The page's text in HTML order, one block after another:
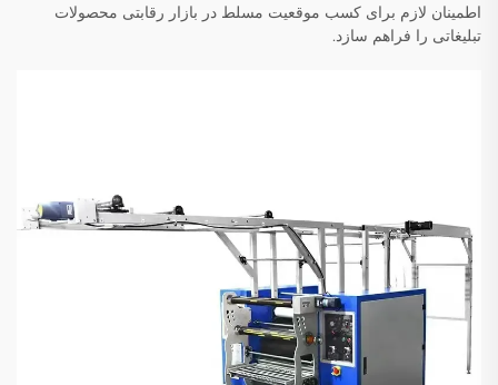
اطمینان لازم برای کسب موقعیت مسلط در بازار رقابتی محصولات
تبلیغاتی را فراهم سازد.